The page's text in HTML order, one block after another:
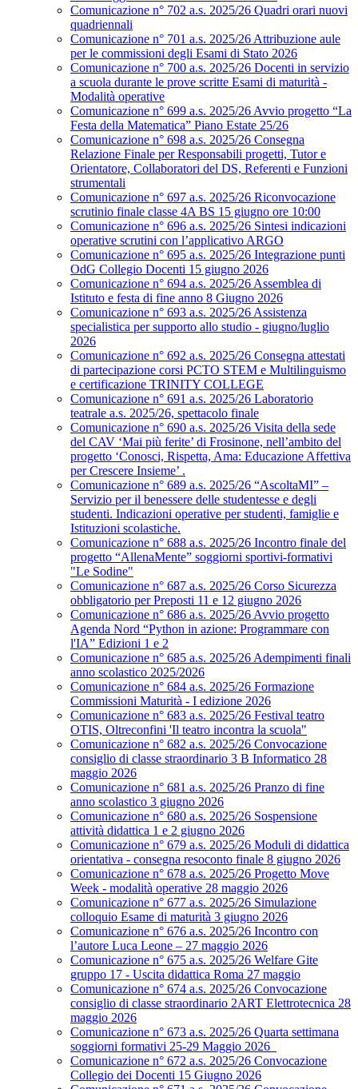
Comunicazione n° 702 a.s. 2025/26 Quadri orari nuovi
quadriennali
Comunicazione n° 701 a.s. 2025/26 Attribuzione aule
per le commissioni degli Esami di Stato 2026
Comunicazione n° 700 a.s. 2025/26 Docenti in servizio
a scuola durante le prove scritte Esami di maturità -
Modalità operative
Comunicazione n° 699 a.s. 2025/26 Avvio progetto “La
Festa della Matematica” Piano Estate 25/26
Comunicazione n° 698 a.s. 2025/26 Consegna
Relazione Finale per Responsabili progetti, Tutor e
Orientatore, Collaboratori del DS, Referenti e Funzioni
strumentali
Comunicazione n° 697 a.s. 2025/26 Riconvocazione
scrutinio finale classe 4A BS 15 giugno ore 10:00
Comunicazione n° 696 a.s. 2025/26 Sintesi indicazioni
operative scrutini con l’applicativo ARGO
Comunicazione n° 695 a.s. 2025/26 Integrazione punti
OdG Collegio Docenti 15 giugno 2026
Comunicazione n° 694 a.s. 2025/26 Assemblea di
Istituto e festa di fine anno 8 Giugno 2026
Comunicazione n° 693 a.s. 2025/26 Assistenza
specialistica per supporto allo studio - giugno/luglio
2026
Comunicazione n° 692 a.s. 2025/26 Consegna attestati
di partecipazione corsi PCTO STEM e Multilinguismo
e certificazione TRINITY COLLEGE
Comunicazione n° 691 a.s. 2025/26 Laboratorio
teatrale a.s. 2025/26, spettacolo finale
Comunicazione n° 690 a.s. 2025/26 Visita della sede
del CAV ‘Mai più ferite’ di Frosinone, nell’ambito del
progetto ‘Conosci, Rispetta, Ama: Educazione Affettiva
per Crescere Insieme’ .
Comunicazione n° 689 a.s. 2025/26 “AscoltaMI” –
Servizio per il benessere delle studentesse e degli
studenti. Indicazioni operative per studenti, famiglie e
Istituzioni scolastiche.
Comunicazione n° 688 a.s. 2025/26 Incontro finale del
progetto “AllenaMente” soggiorni sportivi‑formativi
"Le Sodine"
Comunicazione n° 687 a.s. 2025/26 Corso Sicurezza
obbligatorio per Preposti 11 e 12 giugno 2026
Comunicazione n° 686 a.s. 2025/26 Avvio progetto
Agenda Nord “Python in azione: Programmare con
l'IA” Edizioni 1 e 2
Comunicazione n° 685 a.s. 2025/26 Adempimenti finali
anno scolastico 2025/2026
Comunicazione n° 684 a.s. 2025/26 Formazione
Commissioni Maturità - I edizione 2026
Comunicazione n° 683 a.s. 2025/26 Festival teatro
OTIS, Oltreconfini 'Il teatro incontra la scuola"
Comunicazione n° 682 a.s. 2025/26 Convocazione
consiglio di classe straordinario 3 B Informatico 28
maggio 2026
Comunicazione n° 681 a.s. 2025/26 Pranzo di fine
anno scolastico 3 giugno 2026
Comunicazione n° 680 a.s. 2025/26 Sospensione
attività didattica 1 e 2 giugno 2026
Comunicazione n° 679 a.s. 2025/26 Moduli di didattica
orientativa - consegna resoconto finale 8 giugno 2026
Comunicazione n° 678 a.s. 2025/26 Progetto Move
Week - modalità operative 28 maggio 2026
Comunicazione n° 677 a.s. 2025/26 Simulazione
colloquio Esame di maturità 3 giugno 2026
Comunicazione n° 676 a.s. 2025/26 Incontro con
l’autore Luca Leone – 27 maggio 2026
Comunicazione n° 675 a.s. 2025/26 Welfare Gite
gruppo 17 - Uscita didattica Roma 27 maggio
Comunicazione n° 674 a.s. 2025/26 Convocazione
consiglio di classe straordinario 2ART Elettrotecnica 28
maggio 2026
Comunicazione n° 673 a.s. 2025/26 Quarta settimana
soggiorni formativi 25-29 Maggio 2026
Comunicazione n° 672 a.s. 2025/26 Convocazione
Collegio dei Docenti 15 Giugno 2026